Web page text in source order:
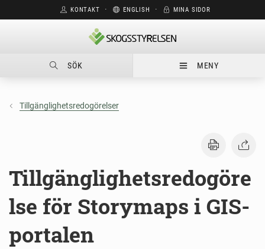
KONTAKT ⋅ ENGLISH ⋅ MINA SIDOR
SÖK MENY
Tillgänglighetsredogörelser
Tillgänglighetsredogöre
lse för Storymaps i GIS-
portalen